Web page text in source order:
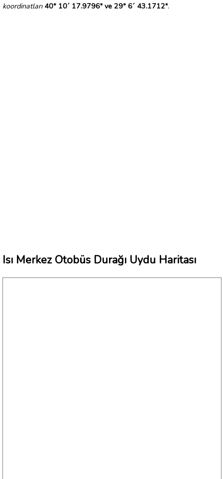
koordinatları 40° 10´ 17.9796" ve 29° 6´ 43.1712".
Isı Merkez Otobüs Durağı Uydu Haritası